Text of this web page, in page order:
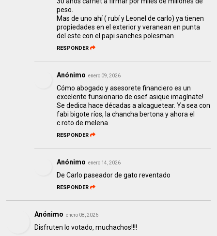
peso.
Mas de uno ahí ( rubí y Leonel de carlo) ya tienen
propiedades en el exterior y veranean en punta
del este con el papi sanches polesman
RESPONDER
Anónimo enero 09, 2026
Cómo abogado y asesorete financiero es un
excelente funsionario de osef asique imagínate!
Se dedica hace décadas a alcaguetear. Ya sea con
fabi bigote ríos, la chancha bertona y ahora el
c.roto de melena.
RESPONDER
Anónimo enero 14, 2026
De Carlo paseador de gato reventado
RESPONDER
Anónimo enero 08, 2026
Disfruten lo votado, muchachos!!!!